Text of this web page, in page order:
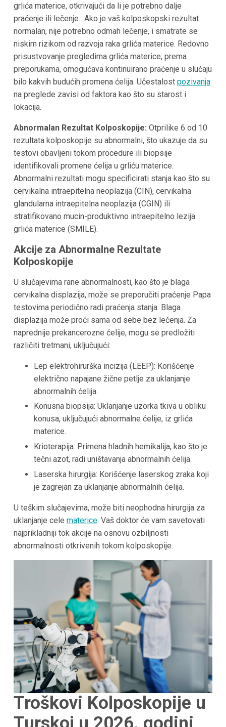
grlića materice, otkrivajući da li je potrebno dalje
praćenje ili lečenje. Ako je vaš kolposkopski rezultat
normalan, nije potrebno odmah lečenje, i smatrate se
niskim rizikom od razvoja raka grlića materice. Redovno
prisustvovanje pregledima grlića materice, prema
preporukama, omogućava kontinuirano praćenje u slučaju
bilo kakvih budućih promena ćelija. Učestalost pozivanja
na preglede zavisi od faktora kao što su starost i
lokacija.
Abnormalan Rezultat Kolposkopije: Otprilike 6 od 10
rezultata kolposkopije su abnormalni, što ukazuje da su
testovi obavljeni tokom procedure ili biopsije
identifikovali promene ćelija u grliću materice.
Abnormalni rezultati mogu specificirati stanja kao što su
cervikalna intraepitelna neoplazija (CIN), cervikalna
glandularna intraepitelna neoplazija (CGIN) ili
stratifikovano mucin-produktivno intraepitelno lezija
grlića materice (SMILE).
Akcije za Abnormalne Rezultate
Kolposkopije
U slučajevima rane abnormalnosti, kao što je blaga
cervikalna displazija, može se preporučiti praćenje Papa
testovima periodično radi praćenja stanja. Blaga
displazija može proći sama od sebe bez lečenja. Za
naprednije prekancerozne ćelije, mogu se predložiti
različiti tretmani, uključujući:
Lep elektrohirurška incizija (LEEP): Korišćenje
električno napajane žične petlje za uklanjanje
abnormalnih ćelija.
Konusna biopsija: Uklanjanje uzorka tkiva u obliku
konusa, uključujući abnormalne ćelije, iz grlića
materice.
Krioterapija: Primena hladnih hemikalija, kao što je
tečni azot, radi uništavanja abnormalnih ćelija.
Laserska hirurgija: Korišćenje laserskog zraka koji
je zagrejan za uklanjanje abnormalnih ćelija.
U teškim slučajevima, može biti neophodna hirurgija za
uklanjanje cele materice. Vaš doktor će vam savetovati
najprikladniji tok akcije na osnovu ozbiljnosti
abnormalnosti otkrivenih tokom kolposkopije.
Troškovi Kolposkopije u